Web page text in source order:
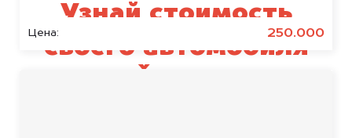
Цена: 250.000
Узнай стоимость
своего автомобиля